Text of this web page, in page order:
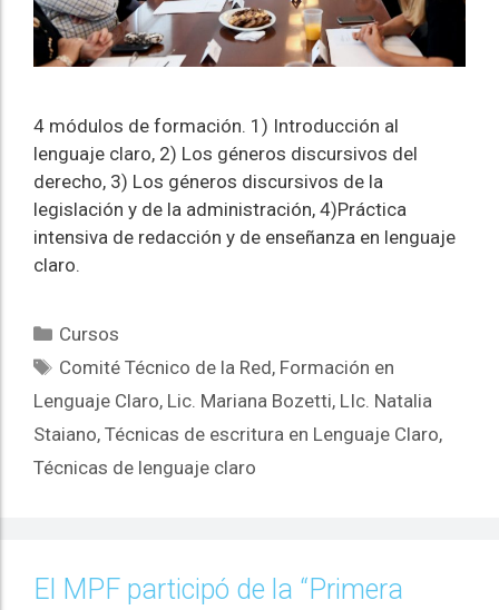
4 módulos de formación. 1) Introducción al
lenguaje claro, 2) Los géneros discursivos del
derecho, 3) Los géneros discursivos de la
legislación y de la administración, 4)Práctica
intensiva de redacción y de enseñanza en lenguaje
claro.
Cursos
Comité Técnico de la Red, Formación en
Lenguaje Claro, Lic. Mariana Bozetti, LIc. Natalia
Staiano, Técnicas de escritura en Lenguaje Claro,
Técnicas de lenguaje claro
El MPF participó de la “Primera